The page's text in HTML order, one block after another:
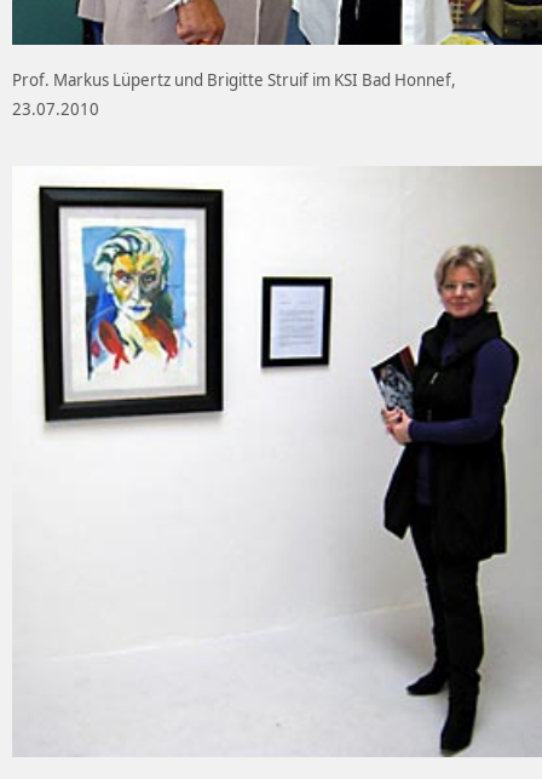
Prof. Markus Lüpertz und Brigitte Struif im KSI Bad Honnef,
23.07.2010